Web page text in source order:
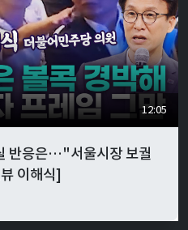
12:05
반응은…"서울시장 보궐
이해식]